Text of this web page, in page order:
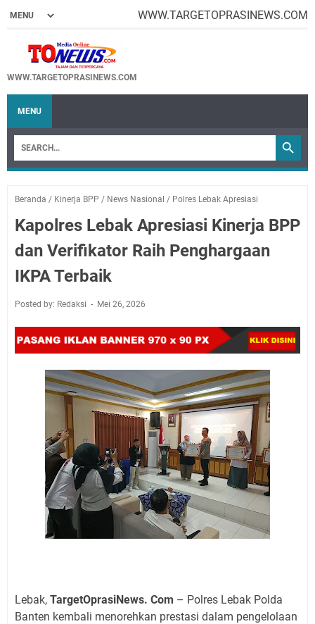
WWW.TARGETOPRASINEWS.COM
WWW.TARGETOPRASINEWS.COM
MENU
Beranda / Kinerja BPP / News Nasional / Polres Lebak Apresiasi
Kapolres Lebak Apresiasi Kinerja BPP
dan Verifikator Raih Penghargaan
IKPA Terbaik
Posted by: Redaksi Mei 26, 2026
Lebak, TargetOprasiNews. Com – Polres Lebak Polda
Banten kembali menorehkan prestasi dalam pengelolaan